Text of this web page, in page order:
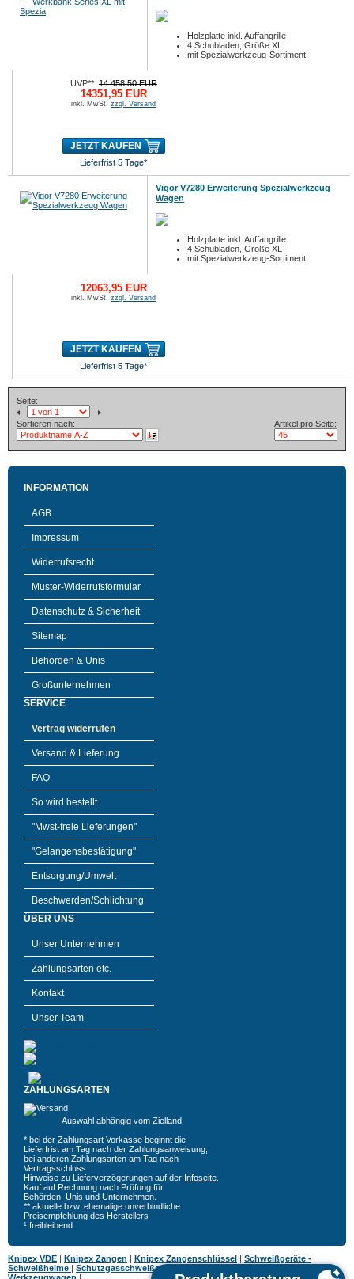
Holzplatte inkl. Auffangrille
4 Schubladen, Größe XL
mit Spezialwerkzeug-Sortiment
UVP**:14.458,50 EUR
14351,95 EUR
inkl. MwSt.zzgl. Versand
JETZT KAUFEN
Lieferfrist 5 Tage*
Vigor V7280 Erweiterung Spezialwerkzeug
Wagen
Holzplatte inkl. Auffangrille
4 Schubladen, Größe XL
mit Spezialwerkzeug-Sortiment
12063,95 EUR
inkl. MwSt.zzgl. Versand
JETZT KAUFEN
Lieferfrist 5 Tage*
Seite:
Sortieren nach: Artikel pro Seite:
INFORMATION
AGB
Impressum
Widerrufsrecht
Muster-Widerrufsformular
Datenschutz & Sicherheit
Sitemap
Behörden & Unis
Großunternehmen
SERVICE
Vertrag widerrufen
Versand & Lieferung
FAQ
So wird bestellt
"Mwst-freie Lieferungen"
"Gelangensbestätigung"
Entsorgung/Umwelt
Beschwerden/Schlichtung
ÜBER UNS
Unser Unternehmen
Zahlungsarten etc.
Kontakt
Unser Team
ZAHLUNGSARTEN
Auswahl abhängig vom Zielland
* bei der Zahlungsart Vorkasse beginnt die
Lieferfrist am Tag nach der Zahlungsanweisung,
bei anderen Zahlungsarten am Tag nach
Vertragsschluss.
Hinweise zu Lieferverzögerungen auf der Infoseite
Kauf auf Rechnung nach Prüfung für
Behörden, Unis und Unternehmen.
** aktuelle bzw. ehemalige unverbindliche
Preisempfehlung des Herstellers
¹ freibleibend
Knipex VDE | Knipex Zangen | Knipex Zangenschlüssel | Schweißgeräte -
Schweißhelme | Schutzgasschweißgeräte